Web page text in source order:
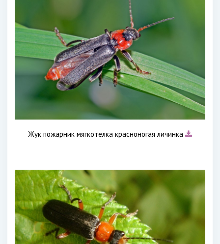
Жук пожарник мягкотелка красноногая личинка